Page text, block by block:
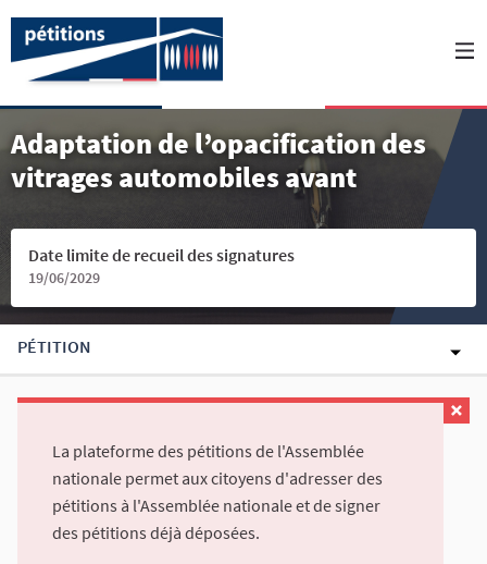
Adaptation de l’opacification des
vitrages automobiles avant
Date limite de recueil des signatures
19/06/2029
PÉTITION
La plateforme des pétitions de l'Assemblée
nationale permet aux citoyens d'adresser des
pétitions à l'Assemblée nationale et de signer
des pétitions déjà déposées.